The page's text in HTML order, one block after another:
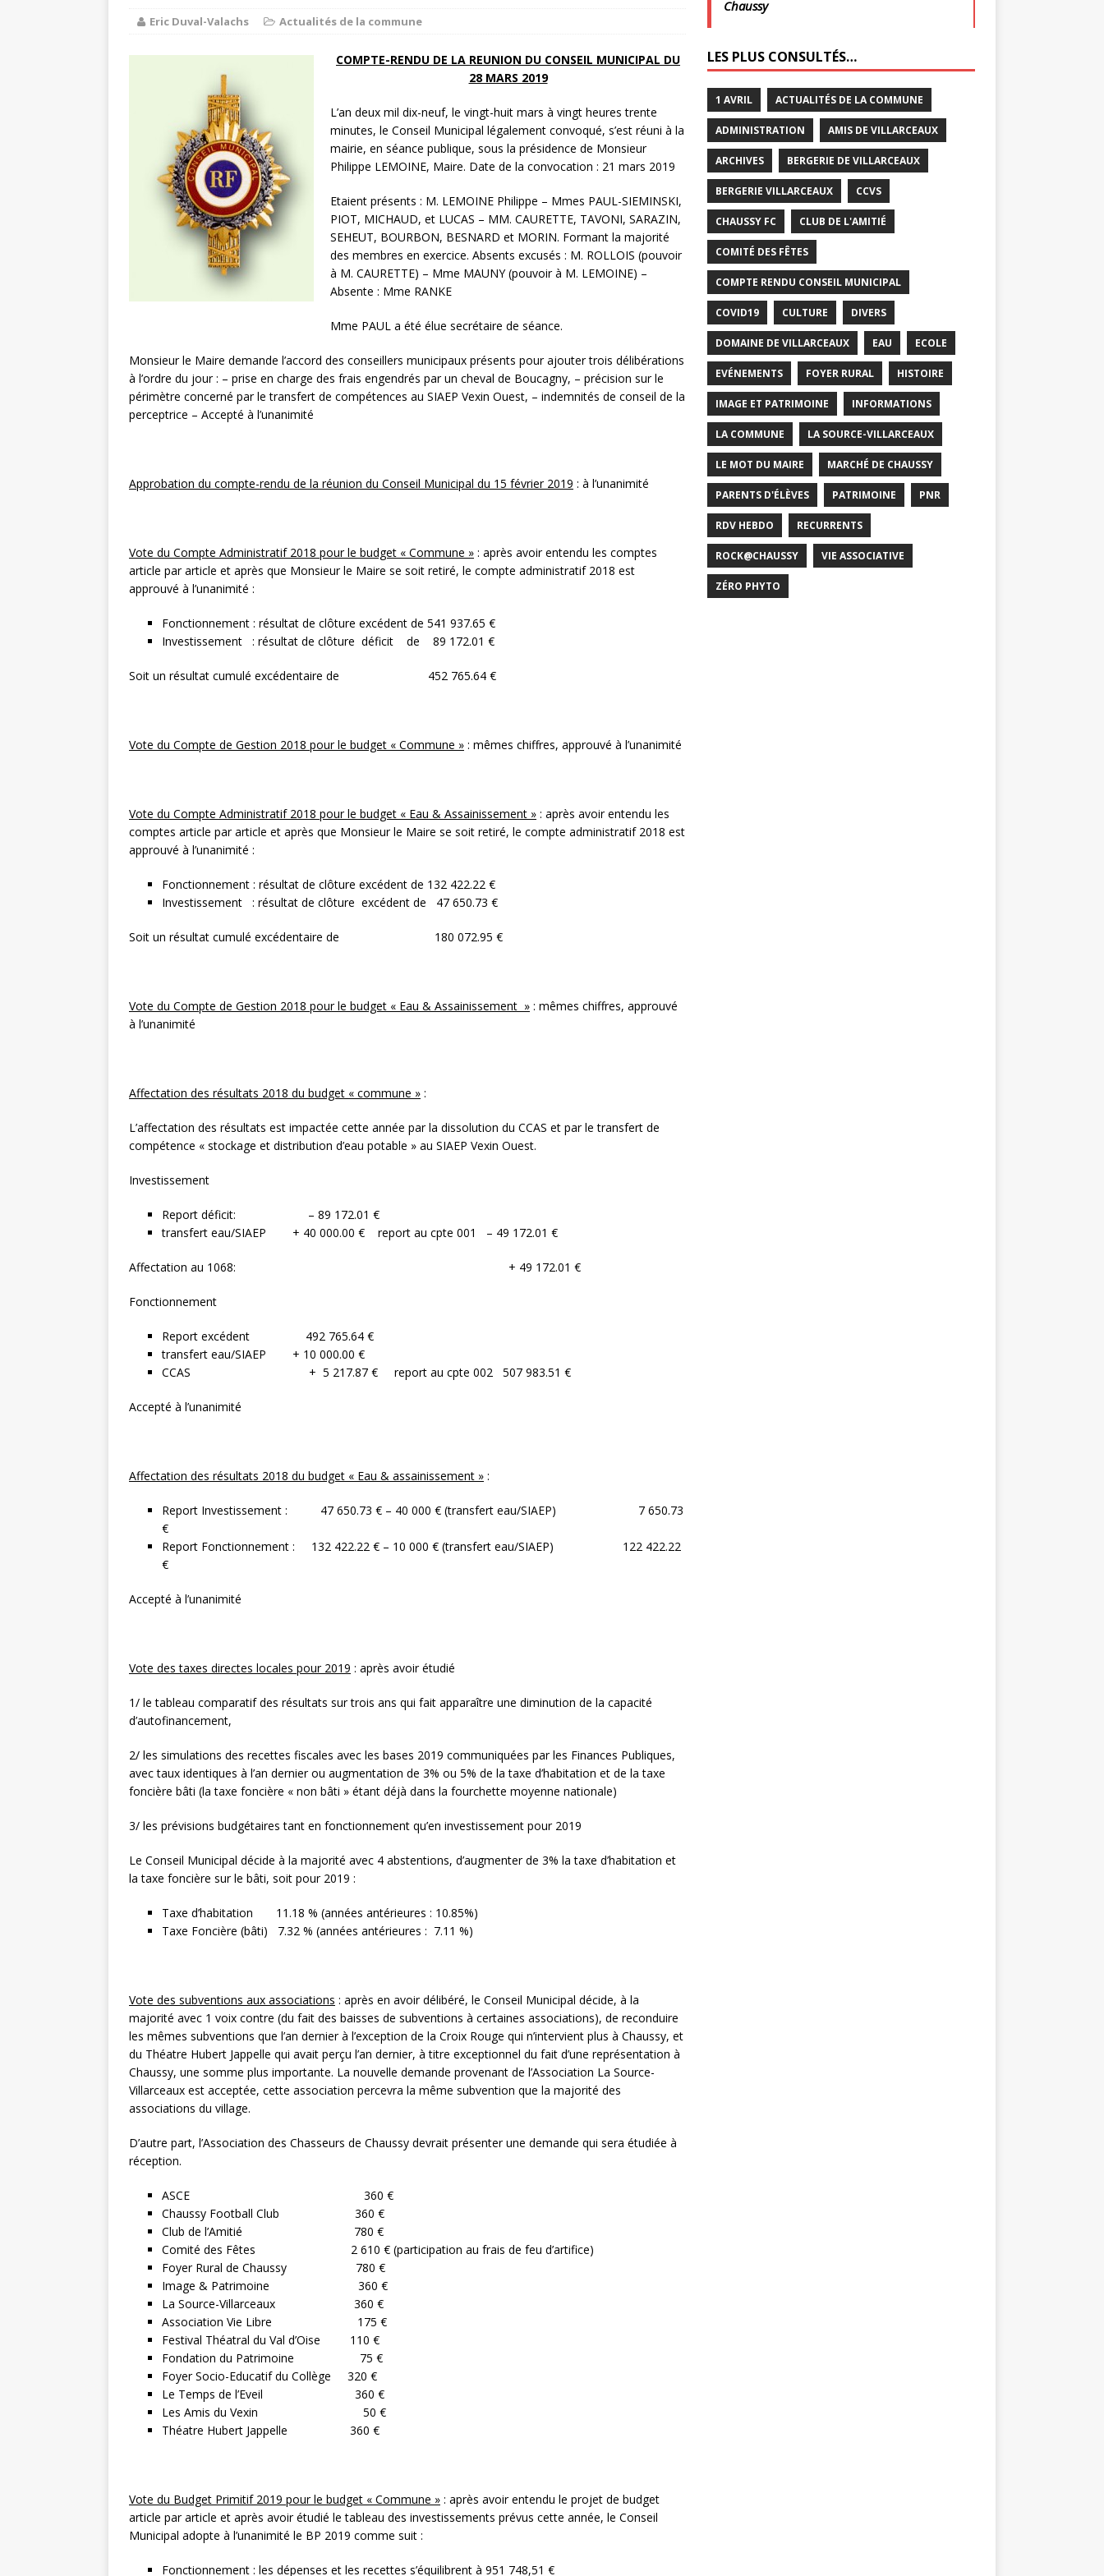
[ 17 juillet 2026 ] Balades extraordinaires | 26 juillet | Villarceaux
DE LA COMMUNE
[ 3 août 2026 ]
Eric Duval-Valachs Actualités de la commune
COMPTE-RENDU DE LA REUNION DU CONSEIL MUNICIPAL DU
28 MARS 2019
L’an deux mil dix-neuf, le vingt-huit mars à vingt heures trente
minutes, le Conseil Municipal légalement convoqué, s’est réuni à la
mairie, en séance publique, sous la présidence de Monsieur
Philippe LEMOINE, Maire. Date de la convocation : 21 mars 2019
Etaient présents : M. LEMOINE Philippe – Mmes PAUL-SIEMINSKI,
PIOT, MICHAUD, et LUCAS – MM. CAURETTE, TAVONI, SARAZIN,
SEHEUT, BOURBON, BESNARD et MORIN. Formant la majorité
des membres en exercice. Absents excusés : M. ROLLOIS (pouvoir
à M. CAURETTE) – Mme MAUNY (pouvoir à M. LEMOINE) –
Absente : Mme RANKE
Mme PAUL a été élue secrétaire de séance.
Monsieur le Maire demande l’accord des conseillers municipaux présents pour ajouter trois délibérations
à l’ordre du jour : – prise en charge des frais engendrés par un cheval de Boucagny, – précision sur le
périmètre concerné par le transfert de compétences au SIAEP Vexin Ouest, – indemnités de conseil de la
perceptrice – Accepté à l’unanimité
Approbation du compte-rendu de la réunion du Conseil Municipal du 15 février 2019 : à l’unanimité
Vote du Compte Administratif 2018 pour le budget « Commune » : après avoir entendu les comptes
article par article et après que Monsieur le Maire se soit retiré, le compte administratif 2018 est
approuvé à l’unanimité :
Fonctionnement : résultat de clôture excédent de 541 937.65 €
Investissement : résultat de clôture déficit de 89 172.01 €
Soit un résultat cumulé excédentaire de 452 765.64 €
Vote du Compte de Gestion 2018 pour le budget « Commune » : mêmes chiffres, approuvé à l’unanimité
Vote du Compte Administratif 2018 pour le budget « Eau & Assainissement » : après avoir entendu les
comptes article par article et après que Monsieur le Maire se soit retiré, le compte administratif 2018 est
approuvé à l’unanimité :
Fonctionnement : résultat de clôture excédent de 132 422.22 €
Investissement : résultat de clôture excédent de 47 650.73 €
Soit un résultat cumulé excédentaire de 180 072.95 €
Vote du Compte de Gestion 2018 pour le budget « Eau & Assainissement » : mêmes chiffres, approuvé
à l’unanimité
Affectation des résultats 2018 du budget « commune » :
L’affectation des résultats est impactée cette année par la dissolution du CCAS et par le transfert de
compétence « stockage et distribution d’eau potable » au SIAEP Vexin Ouest.
Investissement
Report déficit: – 89 172.01 €
transfert eau/SIAEP + 40 000.00 € report au cpte 001 – 49 172.01 €
Affectation au 1068: + 49 172.01 €
Fonctionnement
Report excédent 492 765.64 €
transfert eau/SIAEP + 10 000.00 €
CCAS + 5 217.87 € report au cpte 002 507 983.51 €
Accepté à l’unanimité
Affectation des résultats 2018 du budget « Eau & assainissement » :
Report Investissement : 47 650.73 € – 40 000 € (transfert eau/SIAEP) 7 650.73
€
Report Fonctionnement : 132 422.22 € – 10 000 € (transfert eau/SIAEP) 122 422.22
€
Accepté à l’unanimité
Vote des taxes directes locales pour 2019 : après avoir étudié
1/ le tableau comparatif des résultats sur trois ans qui fait apparaître une diminution de la capacité
d’autofinancement,
2/ les simulations des recettes fiscales avec les bases 2019 communiquées par les Finances Publiques,
avec taux identiques à l’an dernier ou augmentation de 3% ou 5% de la taxe d’habitation et de la taxe
foncière bâti (la taxe foncière « non bâti » étant déjà dans la fourchette moyenne nationale)
3/ les prévisions budgétaires tant en fonctionnement qu’en investissement pour 2019
Le Conseil Municipal décide à la majorité avec 4 abstentions, d’augmenter de 3% la taxe d’habitation et
la taxe foncière sur le bâti, soit pour 2019 :
Taxe d’habitation 11.18 % (années antérieures : 10.85%)
Taxe Foncière (bâti) 7.32 % (années antérieures : 7.11 %)
Vote des subventions aux associations : après en avoir délibéré, le Conseil Municipal décide, à la
majorité avec 1 voix contre (du fait des baisses de subventions à certaines associations), de reconduire
les mêmes subventions que l’an dernier à l’exception de la Croix Rouge qui n’intervient plus à Chaussy, et
du Théatre Hubert Jappelle qui avait perçu l’an dernier, à titre exceptionnel du fait d’une représentation à
Chaussy, une somme plus importante. La nouvelle demande provenant de l’Association La Source-
Villarceaux est acceptée, cette association percevra la même subvention que la majorité des
associations du village.
D’autre part, l’Association des Chasseurs de Chaussy devrait présenter une demande qui sera étudiée à
réception.
ASCE 360 €
Chaussy Football Club 360 €
Club de l’Amitié 780 €
Comité des Fêtes 2 610 € (participation au frais de feu d’artifice)
Foyer Rural de Chaussy 780 €
Image & Patrimoine 360 €
La Source-Villarceaux 360 €
Association Vie Libre 175 €
Festival Théatral du Val d’Oise 110 €
Fondation du Patrimoine 75 €
Foyer Socio-Educatif du Collège 320 €
Le Temps de l’Eveil 360 €
Les Amis du Vexin 50 €
Théatre Hubert Jappelle 360 €
Vote du Budget Primitif 2019 pour le budget « Commune » : après avoir entendu le projet de budget
article par article et après avoir étudié le tableau des investissements prévus cette année, le Conseil
Municipal adopte à l’unanimité le BP 2019 comme suit :
Fonctionnement : les dépenses et les recettes s’équilibrent à 951 748,51 €
Chaussy
LES PLUS CONSULTÉS…
1 AVRIL ACTUALITÉS DE LA COMMUNE
ADMINISTRATION AMIS DE VILLARCEAUX
ARCHIVES BERGERIE DE VILLARCEAUX
BERGERIE VILLARCEAUX CCVS
CHAUSSY FC CLUB DE L'AMITIÉ
COMITÉ DES FÊTES
COMPTE RENDU CONSEIL MUNICIPAL
COVID19 CULTURE DIVERS
DOMAINE DE VILLARCEAUX EAU ECOLE
EVÉNEMENTS FOYER RURAL HISTOIRE
IMAGE ET PATRIMOINE INFORMATIONS
LA COMMUNE LA SOURCE-VILLARCEAUX
LE MOT DU MAIRE MARCHÉ DE CHAUSSY
PARENTS D'ÉLÈVES PATRIMOINE PNR
RDV HEBDO RECURRENTS
ROCK@CHAUSSY VIE ASSOCIATIVE
ZÉRO PHYTO